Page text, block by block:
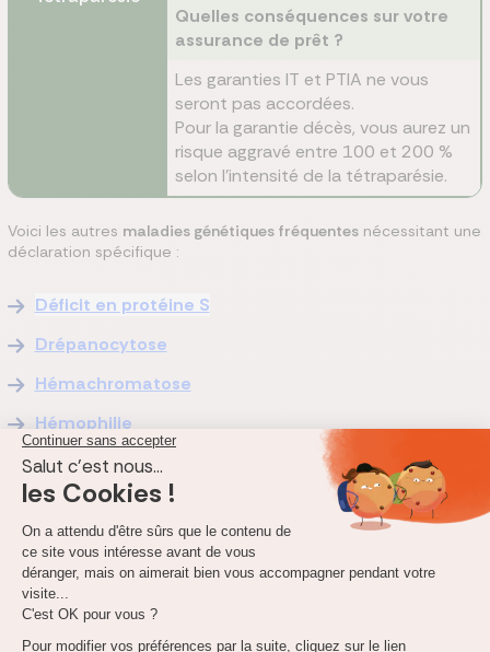
Quelles conséquences sur votre
assurance de prêt ?
Les garanties IT et PTIA ne vous
seront pas accordées.
Pour la garantie décès, vous aurez un
risque aggravé entre 100 et 200 %
selon l’intensité de la tétraparésie.
Voici les autres maladies génétiques fréquentes nécessitant une
déclaration spécifique :
Déficit en protéine S
Drépanocytose
Hémachromatose
Hémophilie
Maladie de Charcot Marie Tooth
Mucoviscidose
Myopathie Facio-Scapulo-Humérale
Neurofibromatose
Syndrome de Marfan